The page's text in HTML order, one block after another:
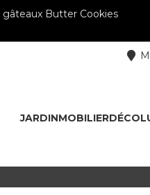
gâteaux Butter Cookies
JARDINMOBILIERDÉCO